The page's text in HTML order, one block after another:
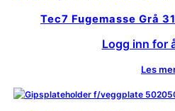
Tec7 Fugemasse Grå
Logg inn for
Les